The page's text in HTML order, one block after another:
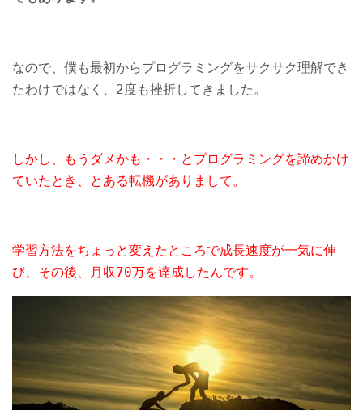
なので、僕も最初からプログラミングをサクサク理解でき
たわけではなく、2度も挫折してきました。
しかし、もうダメかも・・・とプログラミングを諦めかけ
ていたとき、
とある転機がありまして。
学習方法をちょっと変えたところで成長速度が一気に伸
び、 その後、 月収70万を達成したんです。